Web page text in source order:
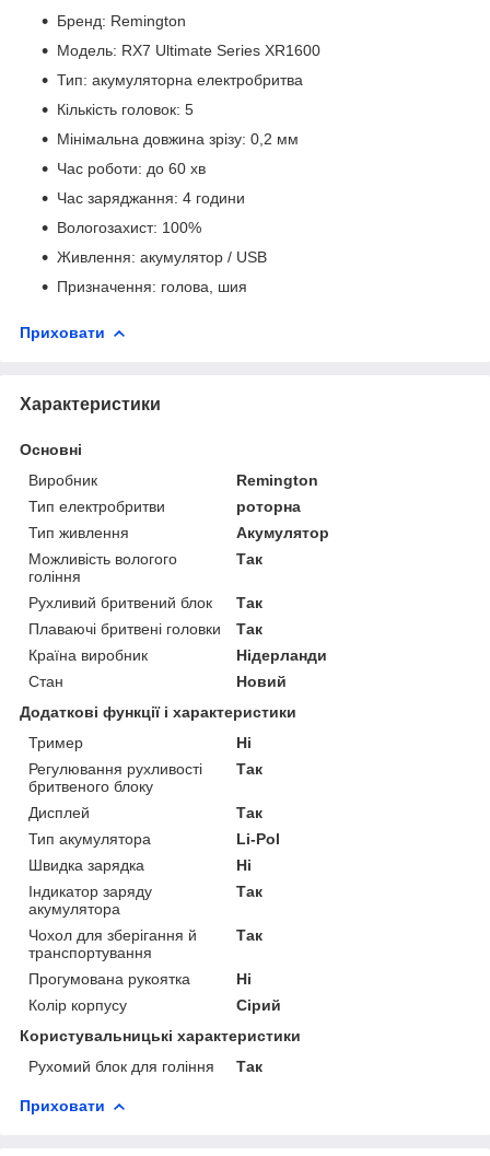
Бренд: Remington
Модель: RX7 Ultimate Series XR1600
Тип: акумуляторна електробритва
Кількість головок: 5
Мінімальна довжина зрізу: 0,2 мм
Час роботи: до 60 хв
Час заряджання: 4 години
Вологозахист: 100%
Живлення: акумулятор / USB
Призначення: голова, шия
Приховати
Характеристики
Основні
Виробник
Remington
Тип електробритви
роторна
Тип живлення
Акумулятор
Можливість вологого
гоління
Так
Рухливий бритвений блок
Так
Плаваючі бритвені головки
Так
Країна виробник
Нідерланди
Стан
Новий
Додаткові функції і характеристики
Тример
Ні
Регулювання рухливості
бритвеного блоку
Так
Дисплей
Так
Тип акумулятора
Li-Pol
Швидка зарядка
Ні
Індикатор заряду
акумулятора
Так
Чохол для зберігання й
транспортування
Так
Прогумована рукоятка
Ні
Колір корпусу
Сірий
Користувальницькі характеристики
Рухомий блок для гоління
Так
Приховати